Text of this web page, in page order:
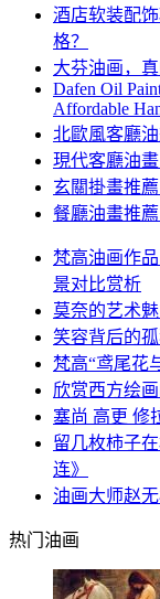
酒店软装配
格？
大芬油画，
Dafen Oil
Affordable
北歐風客廳
現代客廳油
玄關掛畫推
餐廳油畫推
梵高油画作
景对比赏析
莫奈的艺术
笑容背后的
梵高“鸢尾花
欣赏西方绘
塞尚 高更
留几枚柿子
连》
油画大师赵
热门油画